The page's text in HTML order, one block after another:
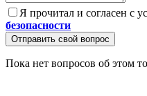
Я прочитал и согласен с
безопасности
Отправить свой вопрос
Пока нет вопросов об этом